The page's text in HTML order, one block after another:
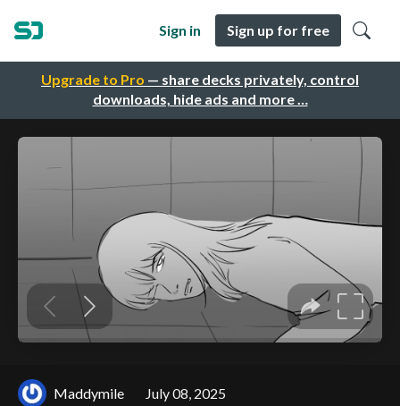
Upgrade to Pro — share decks privately, control
downloads, hide ads and more …
Sign in Sign up for free
Maddymile July 08, 2025